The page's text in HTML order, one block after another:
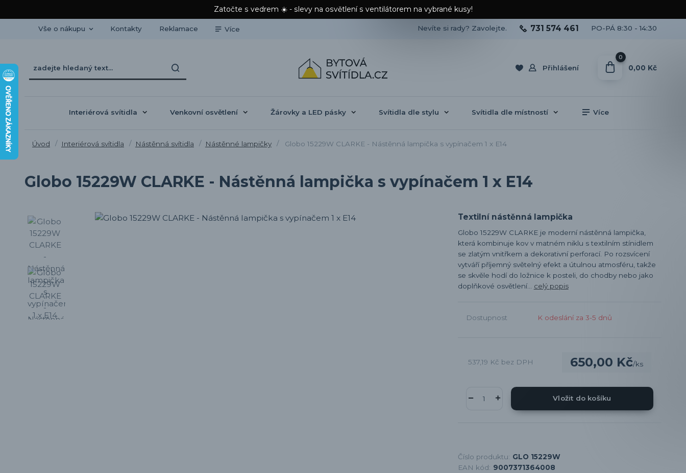
Zatočte s vedrem ☀️ - slevy na osvětlení s ventilátorem na vybrané kusy!
Vše o nákupu Kontakty Reklamace Více
Přihlášení
Nevíte si rady? Zavolejte. 731 574 461 PO-PÁ 8:30 - 14:30
0
0,00 Kč
Interiérová svítidla Venkovní osvětlení Žárovky a LED pásky Svítidla dle stylu Svítidla dle místností Více
Úvod Interiérová svítidla Nástěnná svítidla Nástěnné lampičky Globo 15229W CLARKE - Nástěnná lampička s vypínačem 1 x E14
Globo 15229W CLARKE - Nástěnná lampička s vypínačem 1 x E14
Textilní nástěnná lampička
Globo 15229W CLARKE je moderní nástěnná lampička,
která kombinuje kov v matném niklu s textilním stínidlem
se zlatým vnitřkem a dekorativní perforací. Po rozsvícení
vytváří příjemný světelný efekt a útulnou atmosféru, takže
se skvěle hodí do ložnice k posteli, do chodby nebo jako
doplňkové osvětlení... celý popis
Dostupnost K odeslání za 3-5 dnů
650,00 Kč/ks
537,19 Kč bez DPH
Vložit do košíku
Číslo produktu: GLO 15229W
EAN kód: 9007371364008